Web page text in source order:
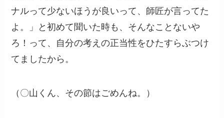
ナルって少ないほうが良いって、師匠が言ってた
よ。」と初めて聞いた時も、そんなことないや
ろ！って、自分の考えの正当性をひたすらぶつけ
てましたから。
（〇山くん、その節はごめんね。）